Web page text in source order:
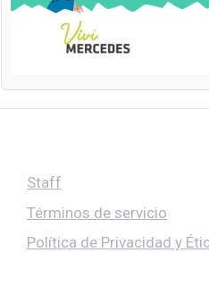
Staff
Términos de servicio
Política de Privacidad y